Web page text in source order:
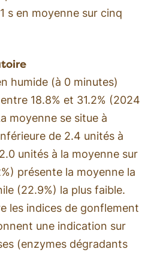
s en moyenne sur cinq
humide (à 0 minutes)
18.8% et 31.2% (2024
moyenne se situe à
de 2.4 unités à
unités à la moyenne sur
présente la moyenne la
(22.9%) la plus faible.
les indices de gonflement
une indication sur
(enzymes dégradants